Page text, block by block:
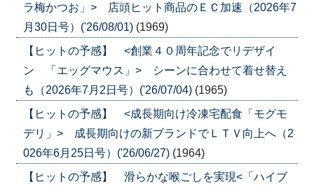
ラ梅かつお」> 店頭ヒット商品のＥＣ加速（2026年7
月30日号）('26/08/01) (1969)
【ヒットの予感】 <創業４０周年記念でリデザイ
ン 「エッグマウス」> シーンに合わせて着せ替え
も（2026年7月2日号）('26/07/04) (1965)
【ヒットの予感】 <成長期向け冷凍宅配食「モグモ
デリ」> 成長期向けの新ブランドでＬＴＶ向上へ（2
026年6月25日号）('26/06/27) (1964)
【ヒットの予感】 滑らかな喉ごしを実現<「ハイブ